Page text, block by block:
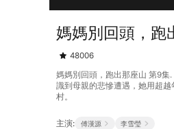
媽媽別回頭，跑
48006
媽媽別回頭，跑出那座山 第9
識到母親的悲慘遭遇，她用超
村。
主演: 傅漢源 李雪瑩